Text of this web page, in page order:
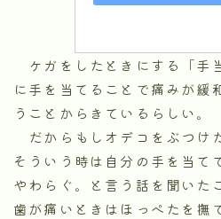
ケガをしたときにする「手
に手を当てることで痛みが緩
うことからきているらしい。
だからもしオデコをぶつけ
そういう時は自分の手を当て
やわらぐ。と言う話を聞いた
歯が痛いときはほっぺたを撫